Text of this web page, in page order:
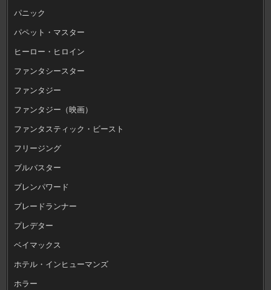
パニック
パペット・マスター
ヒーロー・ヒロイン
ファンタシースター
ファンタジー
ファンタジー（映画）
ファンタスティック・ビースト
フリージング
ブルバスター
ブレンパワード
ブレードランナー
プレデター
ベイマックス
ホテル・インヒューマンズ
ホラー